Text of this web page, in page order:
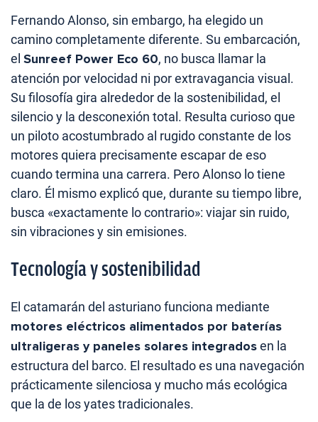
Fernando Alonso, sin embargo, ha elegido un
camino completamente diferente. Su embarcación,
el Sunreef Power Eco 60, no busca llamar la
atención por velocidad ni por extravagancia visual.
Su filosofía gira alrededor de la sostenibilidad, el
silencio y la desconexión total. Resulta curioso que
un piloto acostumbrado al rugido constante de los
motores quiera precisamente escapar de eso
cuando termina una carrera. Pero Alonso lo tiene
claro. Él mismo explicó que, durante su tiempo libre,
busca «exactamente lo contrario»: viajar sin ruido,
sin vibraciones y sin emisiones.
Tecnología y sostenibilidad
El catamarán del asturiano funciona mediante
motores eléctricos alimentados por baterías
ultraligeras y paneles solares integradosen la
estructura del barco. El resultado es una navegación
prácticamente silenciosa y mucho más ecológica
que la de los yates tradicionales.